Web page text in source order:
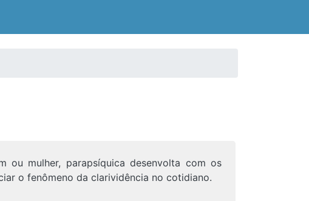
ou mulher, parapsíquica desenvolta com os
o fenômeno da clarividência no cotidiano.